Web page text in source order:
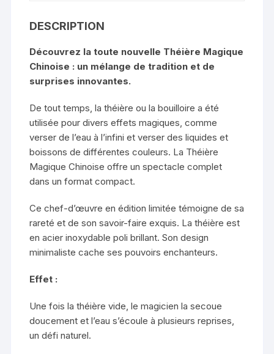
DESCRIPTION
Découvrez la toute nouvelle Théière Magique
Chinoise : un mélange de tradition et de
surprises innovantes.
De tout temps, la théière ou la bouilloire a été
utilisée pour divers effets magiques, comme
verser de l’eau à l’infini et verser des liquides et
boissons de différentes couleurs. La Théière
Magique Chinoise offre un spectacle complet
dans un format compact.
Ce chef-d’œuvre en édition limitée témoigne de sa
rareté et de son savoir-faire exquis. La théière est
en acier inoxydable poli brillant. Son design
minimaliste cache ses pouvoirs enchanteurs.
Effet :
Une fois la théière vide, le magicien la secoue
doucement et l’eau s’écoule à plusieurs reprises,
un défi naturel.